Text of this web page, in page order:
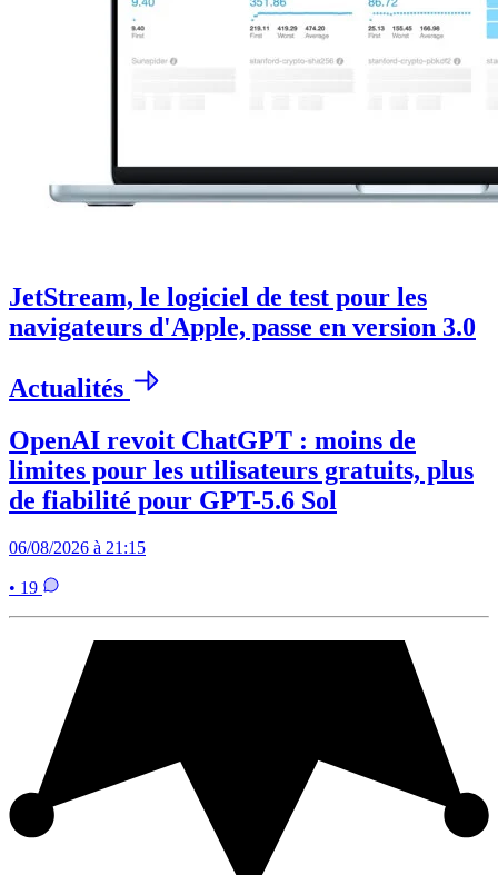
JetStream, le logiciel de test pour les
navigateurs d'Apple, passe en version 3.0
Actualités
OpenAI revoit ChatGPT : moins de
limites pour les utilisateurs gratuits, plus
de fiabilité pour GPT-5.6 Sol
06/08/2026 à 21:15
• 19